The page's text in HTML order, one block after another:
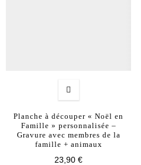
Planche à découper « Noël en
Famille » personnalisée –
Gravure avec membres de la
famille + animaux
23,90 €